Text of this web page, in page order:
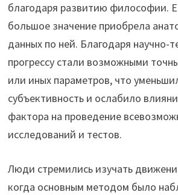
благодаря развитию философии.
большое значение приобрела
данных по ней. Благодаря научно-
прогрессу стали возможными
или иных параметров, что
субъективность и ослабило
фактора на проведение
исследований и тестов.
Люди стремились изучать
когда основным методом было